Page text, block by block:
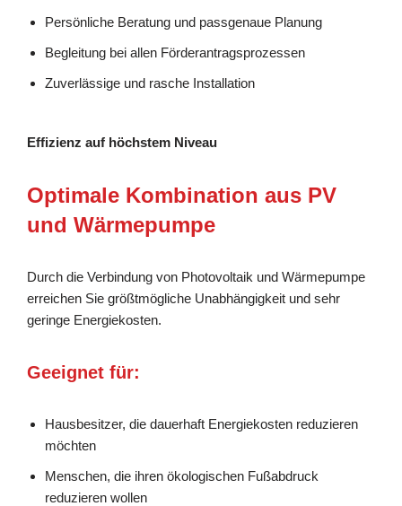
Persönliche Beratung und passgenaue Planung
Begleitung bei allen Förderantragsprozessen
Zuverlässige und rasche Installation
Effizienz auf höchstem Niveau
Optimale Kombination aus PV
und Wärmepumpe
Durch die Verbindung von Photovoltaik und Wärmepumpe
erreichen Sie größtmögliche Unabhängigkeit und sehr
geringe Energiekosten.
Geeignet für:
Hausbesitzer, die dauerhaft Energiekosten reduzieren
möchten
Menschen, die ihren ökologischen Fußabdruck
reduzieren wollen